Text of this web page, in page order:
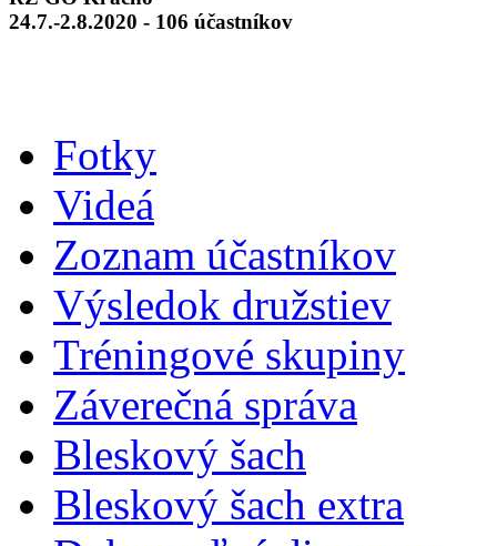
24.7.-2.8.2020 - 106 účastníkov
Fotky
Videá
Zoznam účastníkov
Výsledok družstiev
Tréningové skupiny
Záverečná správa
Bleskový šach
Bleskový šach extra